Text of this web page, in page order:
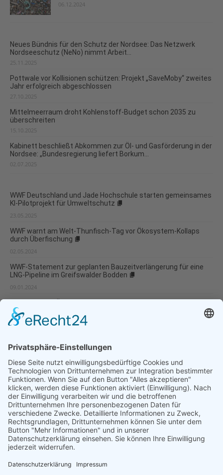
06.12.2024
Neues Bündnis für den Schutz der Nordsee: Das Netzwerk
Nordseeschutz (NeNo) nimmt Arbeit...
25.11.2025
Pottwale vor Kollisionen schützen: Projekt „SaveMoby“ zweites
Jahr erfolgreich abgeschlossen
27.10.2025
Mittelmeerraum droht Kohlenstoff-Budget schon 2035 zu
überschreiten
15.10.2025
Kabinett beschließt Abkommen zur Öl- und Gasförderung in der
Nordsee: „Bundesregierung liefert Borkum...
02.07.2025
WWF Deutschland und Jade Hochschule starten gemeinsames
KI-Pilotprojekt für Umweltschutz
23.05.2025
WWF warnt am Welt-Thunfisch-Tag vor Ökosystem-Kollaps
durch Überfischung
02.05.2024
WWF-Statement zur geplanten Bauzeitverlängerung für eine
LNG-Pipeline im Greifswalder Bodden
09.01.2024
01.11.2023